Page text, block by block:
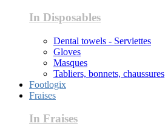
In Disposables
Dental towels - Serviettes
Gloves
Masques
Tabliers, bonnets, chaussures
Footlogix
Fraises
In Fraises